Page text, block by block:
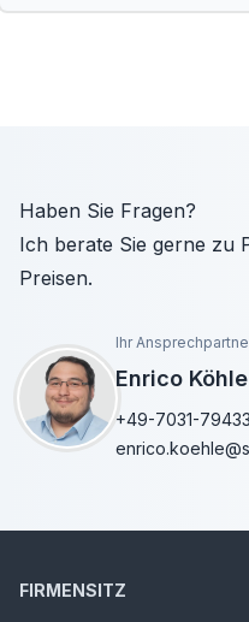
Haben Sie Fragen?
Ich berate Sie gerne zu
Preisen.
Ihr
Enrico Köhle
+49-7031-
FIRMENSITZ